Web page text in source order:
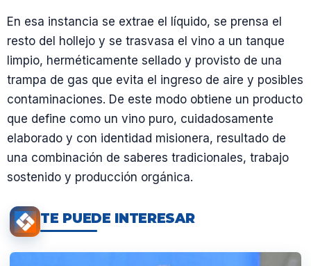
En esa instancia se extrae el líquido, se prensa el
resto del hollejo y se trasvasa el vino a un tanque
limpio, herméticamente sellado y provisto de una
trampa de gas que evita el ingreso de aire y posibles
contaminaciones. De este modo obtiene un producto
que define como un vino puro, cuidadosamente
elaborado y con identidad misionera, resultado de
una combinación de saberes tradicionales, trabajo
sostenido y producción orgánica.
TE PUEDE INTERESAR